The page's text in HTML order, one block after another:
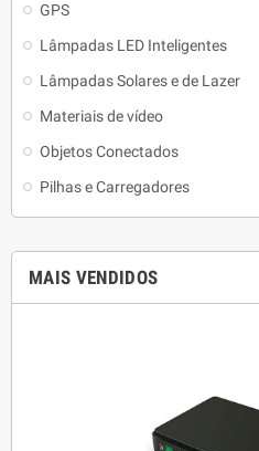
GPS
Lâmpadas LED Inteligentes
Lâmpadas Solares e de Lazer
Materiais de vídeo
Objetos Conectados
Pilhas e Carregadores
MAIS VENDIDOS